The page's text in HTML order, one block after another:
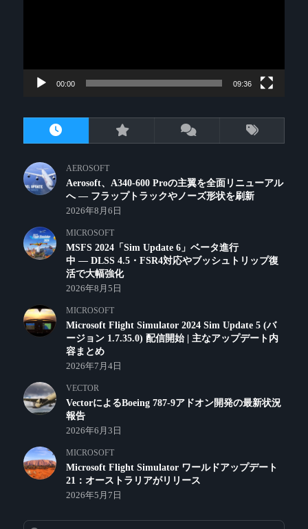
00:00 09:36
AEROSOFT
Aerosoft、A340-600 Proの主翼を全面リニューアル
へ ― フラップトラックやノーズ形状を刷新
2026年8月6日
MICROSOFT
MSFS 2024「Sim Update 6」ベータ進行
中 ― DLSS 4.5・FSR4対応やブッシュトリップ復
活で大幅強化
2026年8月5日
MICROSOFT
Microsoft Flight Simulator 2024 Sim Update 5 (バ
ージョン 1.7.35.0) 配信開始 | 主なアップデート内
容まとめ
2026年7月4日
VECTOR
VectorによるBoeing 787-9アドオン開発の最新状況
報告
2026年6月3日
MICROSOFT
Microsoft Flight Simulator ワールドアップデート
21：オーストラリアがリリース
2026年5月7日